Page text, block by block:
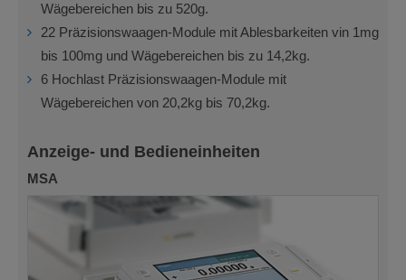
Wägebereichen bis zu 520g.
22 Präzisionswaagen-Module mit Ablesbarkeiten vin 1mg
bis 100mg und Wägebereichen bis zu 14,2kg.
6 Hochlast Präzisionswaagen-Module mit
Wägebereichen von 20,2kg bis 70,2kg.
Anzeige- und Bedieneinheiten
MSA